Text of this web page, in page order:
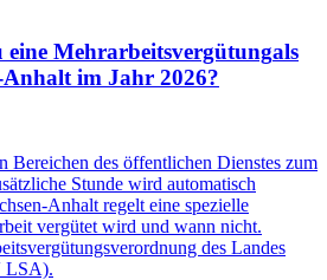
Mehrarbeitsvergütungals
Anhalt im Jahr 2026?
Bereichen des öffentlichen Dienstes zum
Stunde wird automatisch
Anhalt regelt eine spezielle
vergütet wird und wann nicht.
des Landes
LSA).